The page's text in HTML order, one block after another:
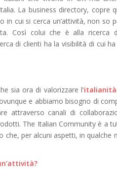
La business directory, copre
cui si cerca un’attività, non so
Così colui che è alla ricerca
di clienti ha la visibilità di cui
sia ora di valorizzare l’italianità
e abbiamo bisogno di
attraverso canali di
The Italian Community è a
per alcuni aspetti, in qualche
’attività?